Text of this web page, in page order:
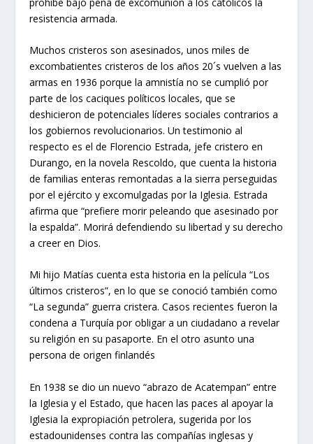
resistencia armada.
Muchos cristeros son asesinados, unos miles de
excombatientes cristeros de los años 20´s vuelven a las
armas en 1936 porque la amnistía no se cumplió por
parte de los caciques políticos locales, que se
deshicieron de potenciales líderes sociales contrarios a
los gobiernos revolucionarios. Un testimonio al
respecto es el de Florencio Estrada, jefe cristero en
Durango, en la novela Rescoldo, que cuenta la historia
de familias enteras remontadas a la sierra perseguidas
por el ejército y excomulgadas por la Iglesia. Estrada
afirma que “prefiere morir peleando que asesinado por
la espalda”. Morirá defendiendo su libertad y su derecho
a creer en Dios.
Mi hijo Matías cuenta esta historia en la película “Los
últimos cristeros”, en lo que se conoció también como
“La segunda” guerra cristera. Casos recientes fueron la
condena a Turquía por obligar a un ciudadano a revelar
su religión en su pasaporte. En el otro asunto una
persona de origen finlandés
En 1938 se dio un nuevo “abrazo de Acatempan” entre
la Iglesia y el Estado, que hacen las paces al apoyar la
Iglesia la expropiación petrolera, sugerida por los
estadounidenses contra las compañías inglesas y